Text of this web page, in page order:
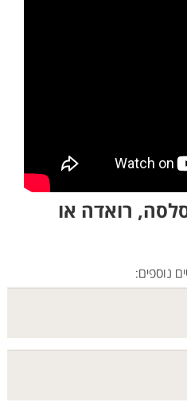
סלסה, רואדה או
נוספים: